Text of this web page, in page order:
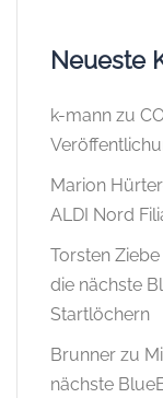
Neueste
k-mann zu
Marion
ALDI Nord
Torsten Ziebe
die nächste
Startlöchern
Brunner zu
nächste